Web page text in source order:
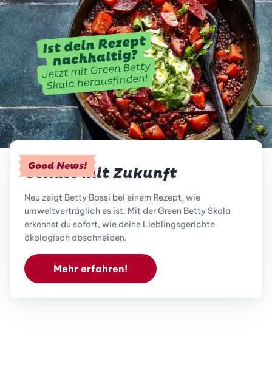
Good News!
Genuss mit Zukunft
Neu zeigt Betty Bossi bei einem Rezept, wie
umweltverträglich es ist. Mit der Green Betty Skala
erkennst du sofort, wie deine Lieblingsgerichte
ökologisch abschneiden.
Mehr erfahren!